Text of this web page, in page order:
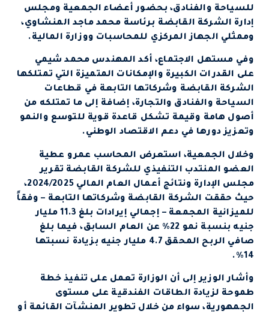
للسياحة والفنادق، بحضور أعضاء الجمعية ومجلس
إدارة الشركة القابضة برئاسة محمد ماجد المنشاوي،
وممثلي الجهاز المركزي للمحاسبات ووزارة المالية.
وفي مستهل الاجتماع، أكد المهندس محمد شيمي
على القدرات الكبيرة والإمكانات المتميزة التي تمتلكها
الشركة القابضة وشركاتها التابعة في قطاعات
السياحة والفنادق والتجارة، إضافة إلى ما تمتلكه من
أصول هامة وقيمة تشكل قاعدة قوية للتوسع والنمو
وتعزيز دورها في دعم الاقتصاد الوطني.
وخلال الجمعية، استعرض المحاسب عمرو عطية
العضو المنتدب التنفيذي للشركة القابضة تقرير
مجلس الإدارة ونتائج أعمال العام المالي 2024/2025،
حيث حققت الشركة القابضة وشركاتها التابعة – وفقاً
للميزانية المجمعة – إجمالي إيرادات بلغ 11.3 مليار
جنيه بنسبة نمو 22% عن العام السابق، فيما بلغ
صافي الربح المحقق 4.7 مليار جنيه بزيادة نسبتها
14%.
وأشار الوزير إلى أن الوزارة تعمل على تنفيذ خطة
طموحة لزيادة الطاقات الفندقية على مستوى
الجمهورية، سواء من خلال تطوير المنشآت القائمة أو